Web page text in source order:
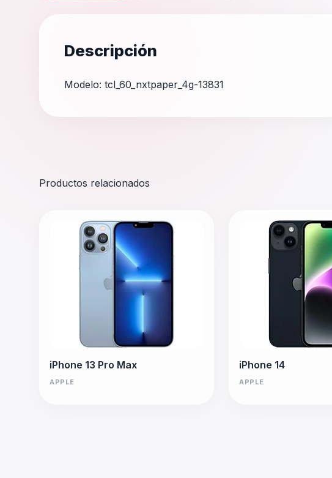
Descripción
Modelo: tcl_60_nxtpaper_4g-13831
Productos relacionados
iPhone 13 Pro Max
APPLE
iPhone 14
APPLE